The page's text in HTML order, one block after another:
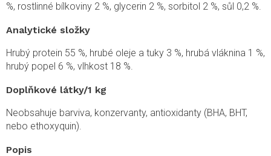
%, rostlinné bílkoviny 2 %, glycerin 2 %, sorbitol 2 %, sůl 0,2 %.
Analytické složky
Hrubý protein 55 %, hrubé oleje a tuky 3 %, hrubá vláknina 1 %,
hrubý popel 6 %, vlhkost 18 %.
Doplňkové látky/1 kg
Neobsahuje barviva, konzervanty, antioxidanty (BHA, BHT,
nebo ethoxyquin).
Popis